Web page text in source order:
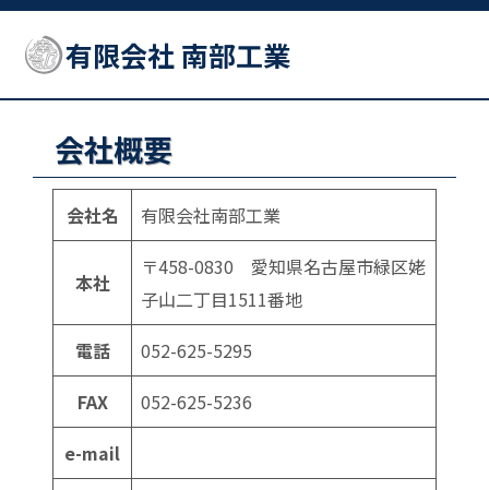
有限会社 南部工業
会社概要
会社名 有限会社南部工業
本社
〒458-0830 愛知県名古屋市緑区姥
子山二丁目1511番地
電話
052-625-5295
FAX
052-625-5236
e-mail